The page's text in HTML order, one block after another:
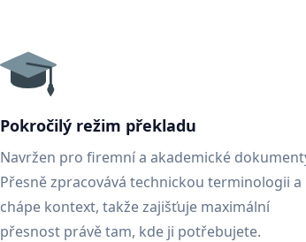
Pokročilý režim překladu
Navržen pro firemní a akademické
Přesně zpracovává technickou terminologii a
chápe kontext, takže zajišťuje maximální
přesnost právě tam, kde ji potřebujete.